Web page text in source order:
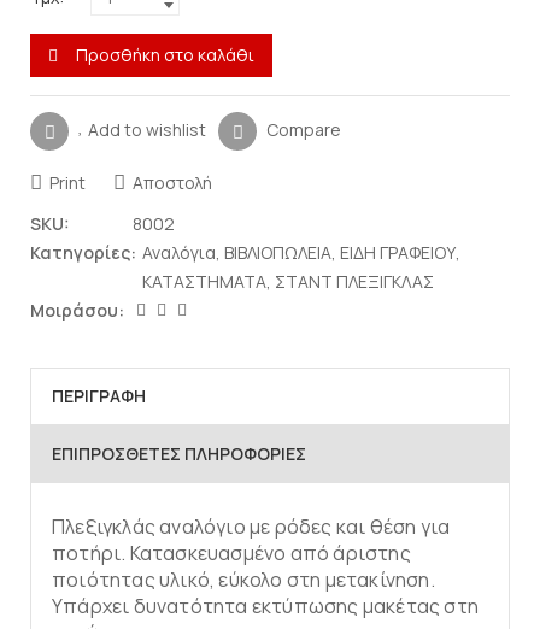
Προσθήκη στο καλάθι
Add to wishlist Compare
Print
Αποστολή
SKU:
8002
Κατηγορίες: Αναλόγια, ΒΙΒΛΙΟΠΩΛΕΙΑ, ΕΙΔΗ ΓΡΑΦΕΙΟΥ,
ΚΑΤΑΣΤΗΜΑΤΑ, ΣΤΑΝΤ ΠΛΕΞΙΓΚΛΑΣ
Μοιράσου:
ΠΕΡΙΓΡΑΦΉ
ΕΠΙΠΡΌΣΘΕΤΕΣ ΠΛΗΡΟΦΟΡΊΕΣ
Πλεξιγκλάς αναλόγιο με ρόδες και θέση για
ποτήρι. Κατασκευασμένο από άριστης
ποιότητας υλικό, εύκολο στη μετακίνηση.
Υπάρχει δυνατότητα εκτύπωσης μακέτας στη